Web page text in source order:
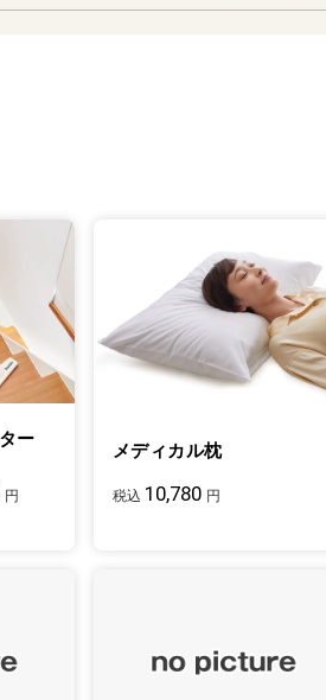
ー
円
メディカル枕
税込 10,780 円